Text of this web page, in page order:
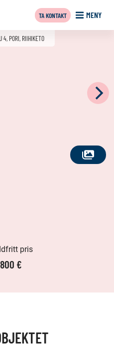
MENY
TA KONTAKT
SE
4, PORI, RIIHIKETO
pris
€